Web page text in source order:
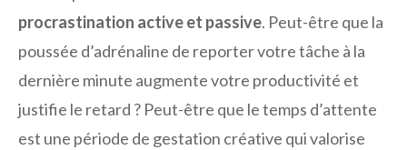
procrastination active et passive. Peut-être que la
poussée d’adrénaline de reporter votre tâche à la
dernière minute augmente votre productivité et
justifie le retard ? Peut-être que le temps d’attente
est une période de gestation créative qui valorise